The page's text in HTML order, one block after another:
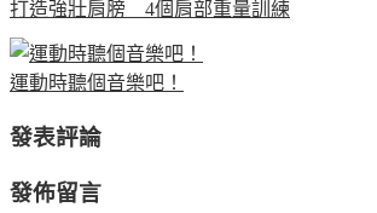
打造強壯肩膀 4個肩部重量訓練
運動時聽個音樂吧！
發表評論
發佈留言